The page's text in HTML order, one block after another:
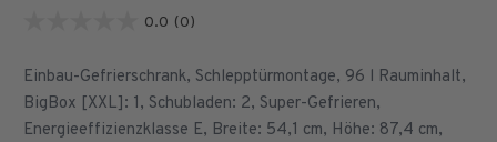
0.0 (0)
5
Sternen.
Einbau-Gefrierschrank, Schlepptürmontage, 96 l Rauminhalt,
BigBox [XXL]: 1, Schubladen: 2, Super-Gefrieren,
Energieeffizienzklasse E, Breite: 54,1 cm, Höhe: 87,4 cm,